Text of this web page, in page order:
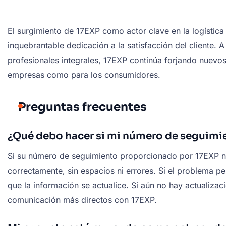
El surgimiento de 17EXP como actor clave en la
inquebrantable dedicación a la satisfacción del cliente.
profesionales integrales, 17EXP continúa forjando
empresas como para los consumidores.
Preguntas frecuentes
¿Qué debo hacer si mi número de
Si su número de seguimiento proporcionado por
correctamente, sin espacios ni errores. Si el problema
que la información se actualice. Si aún no hay
comunicación más directos con 17EXP.